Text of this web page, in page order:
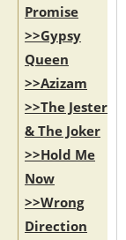
Promise
>>Gypsy
Queen
>>Azizam
>>The Jester
& The Joker
>>Hold Me
Now
>>Wrong
Direction